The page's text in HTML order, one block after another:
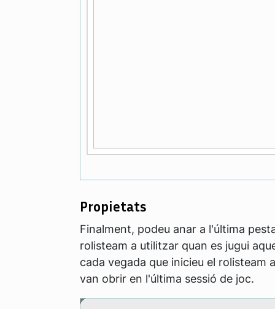
Propietats
Finalment, podeu anar a l'última
rolisteam a utilitzar quan es jugui
cada vegada que inicieu el rolisteam
van obrir en l'última sessió de joc.